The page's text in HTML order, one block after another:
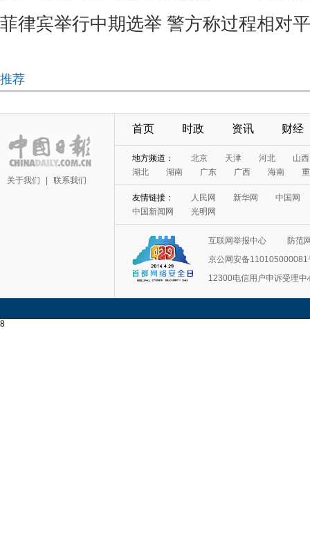
菲律宾举行中期选举 警方称过程相对
推荐
关于我们 联系我们
首页 时政 资讯 财经
地方频道： 北京 天津 河北
山西
湖北
湖南 广东 广西 海南
友情链接： 人民网 新华网
中国网
中国新闻网
光明网
互联网举报中心
防范
京公网安备110105000081
12300电信用户申诉受理中
8